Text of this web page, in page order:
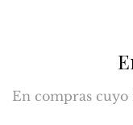
En compras